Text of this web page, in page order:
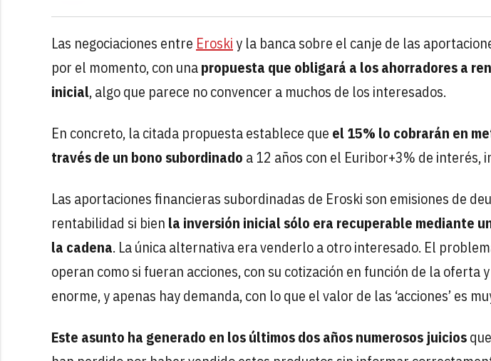
Las negociaciones entre Eroskiy la banca sobre el canje de las
por el momento, con unapropuesta que obligará a los ahorradores a
inicial, algo que parece no convencer a muchos de los interesados.
En concreto, la citada propuesta establece que el 15% lo cobrarán en
través de un bono subordinado a 12 años con el Euribor+3% de interés,
Las aportaciones financieras subordinadas de Eroski son emisiones de
rentabilidad si bien la inversión inicial sólo era recuperable mediante
la cadena. La única alternativa era venderlo a otro interesado. El
operan como si fueran acciones, con su cotización en función de la oferta
enorme, y apenas hay demanda, con lo que el valor de las ‘acciones’ es
Este asunto ha generado en los últimos dos años numerosos juicios